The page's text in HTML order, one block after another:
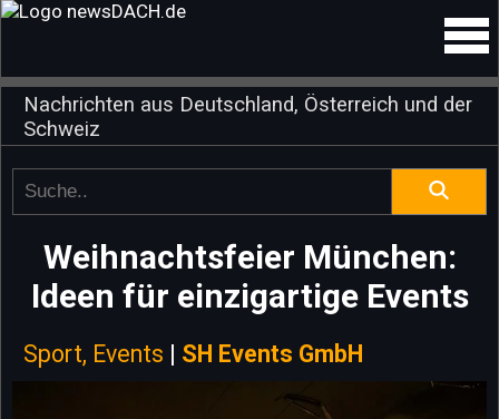
Nachrichten aus Deutschland, Österreich und der
Schweiz
Weihnachtsfeier München:
Ideen für einzigartige Events
Sport, Events | SH Events GmbH